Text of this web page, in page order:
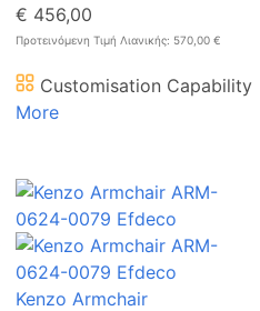
€ 456,00
Προτεινόμενη Τιμή Λιανικής: 570,00 €
Customisation Capability
More
Kenzo Armchair